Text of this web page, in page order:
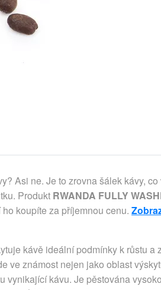
Asi ne. Je to zrovna šálek kávy, co
Produkt RWANDA FULLY
koupíte za příjemnou cenu.
kávě ideální podmínky k růstu a
ve známost nejen jako oblast
vynikající kávu. Je pěstována vysoko